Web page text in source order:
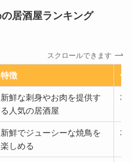
居酒屋ランキング
スクロールできます
特徴 価
新鮮な刺身やお肉を提供す
る人気の居酒屋
新鮮でジューシーな焼鳥を
楽しめる